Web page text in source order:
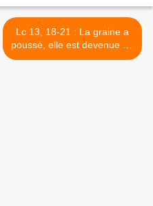
Lc 13, 18-21 : La graine a
poussé, elle est devenue un
arbre - Mardi, 30ème